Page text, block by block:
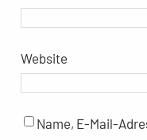
Website
Name, E-Mail-